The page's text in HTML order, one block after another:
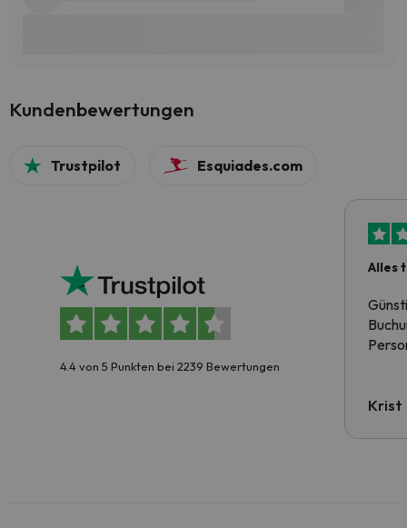
Kundenbewertungen
Trustpilot Esquiades.com
4.4 von 5 Punkten bei 2239 Bewertungen
Alles
Krist